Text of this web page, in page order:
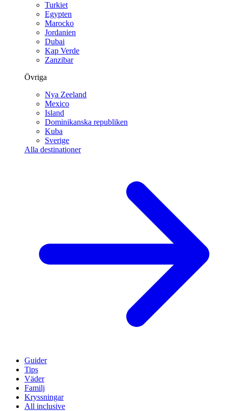
Turkiet
Egypten
Marocko
Jordanien
Dubai
Kap Verde
Zanzibar
Övriga
Nya Zeeland
Mexico
Island
Dominikanska republiken
Kuba
Sverige
Alla destinationer
Guider
Tips
Väder
Familj
Kryssningar
All inclusive